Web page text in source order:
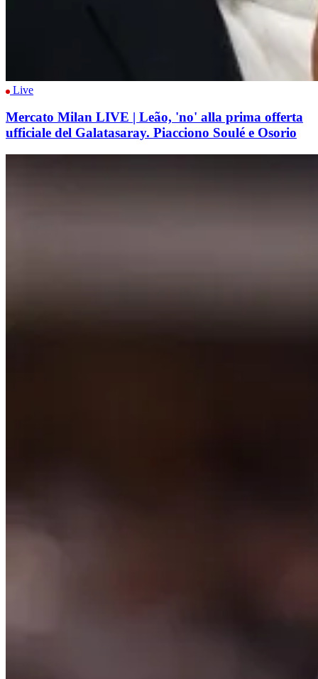
Live
Mercato Milan LIVE | Leão, 'no' alla prima offerta
ufficiale del Galatasaray. Piacciono Soulé e Osorio